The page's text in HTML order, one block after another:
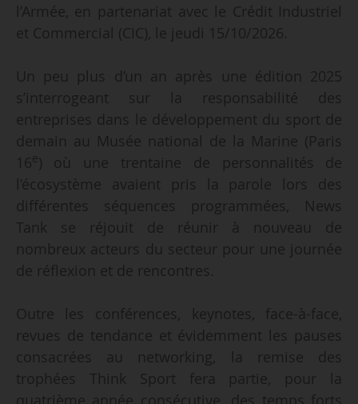
l’Armée, en partenariat avec le Crédit Industriel
et Commercial (CIC), le jeudi 15/10/2026.
Un peu plus d’un an après une édition 2025
s’interrogeant sur la responsabilité des
entreprises dans le développement du sport de
demain au Musée national de la Marine (Paris
16e ) où une trentaine de personnalités de
l’écosystème avaient pris la parole lors des
différentes séquences programmées, News
Tank se réjouit de réunir à nouveau de
nombreux acteurs du secteur pour une journée
de réflexion et de rencontres.
Outre les conférences, keynotes, face-à-face,
revues de tendance et évidemment les pauses
consacrées au networking, la remise des
trophées Think Sport fera partie, pour la
quatrième année consécutive, des temps forts